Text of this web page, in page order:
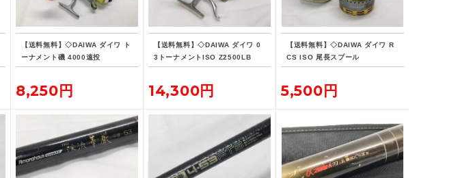
【送料無料】◇DAIWA ダイワ ト
ーナメント磯 4000遠投
8,250円
【送料無料】◇DAIWA ダイワ 0
3トーナメントISO Z2500LB
14,300円
【送料無料】◇DAIWA ダイワ R
CS ISO 尾長スプール
5,500円